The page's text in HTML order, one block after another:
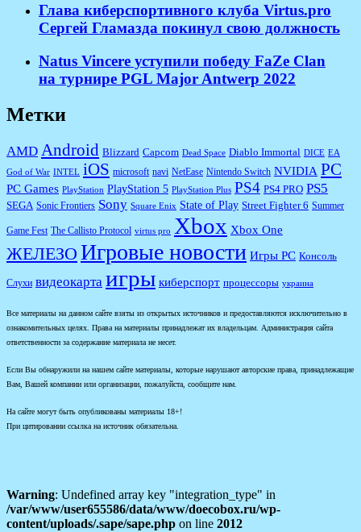
Глава киберспортивного клуба Virtus.pro
Сергей Гламазда покинул свою должность
Natus Vincere уступили победу FaZe Clan
на турнире PGL Major Antwerp 2022
Метки
AMD Android Blizzard Capcom Dead Space Diablo Immortal DICE EA
God of War INTEL iOS microsoft navi NetEase Nintendo Switch NVIDIA PC
PC Games PlayStation PlayStation 5 PlayStation Plus PS4 PS4 PRO PS5
SEGA Sonic Frontiers Sony Square Enix State of Play Street Fighter 6 Summer
Game Fest The Callisto Protocol virtus pro Xbox Xbox One
ЖЕЛЕЗО Игровые новости Игры PC Консоль
Слухи видеокарта игры киберспорт процессоры украина
Все материалы на данном сайте взяты из открытых источников и предоставляются исключительно в
ознакомительных целях. Права на материалы принадлежат их владельцам. Администрация сайта
ответственности за содержание материала не несет.
Если Вы обнаружили на нашем сайте материалы, которые нарушают авторские права, принадлежащие
Вам, Вашей компании или организации, пожалуйста, сообщите нам.
На сайте могут быть опубликованы материалы 18+!
При цитировании ссылка на источник обязательна.
Warning: Undefined array key "integration_type" in
/var/www/user655586/data/www/doecobox.ru/wp-
content/uploads/.sape/sape.php on line 2012